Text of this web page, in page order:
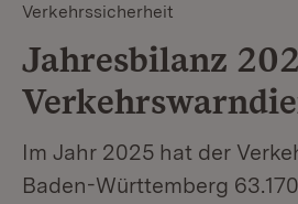
Verkehrssicherheit
Jahresbilanz
Im Jahr 2025 hat der
Baden-Württemberg